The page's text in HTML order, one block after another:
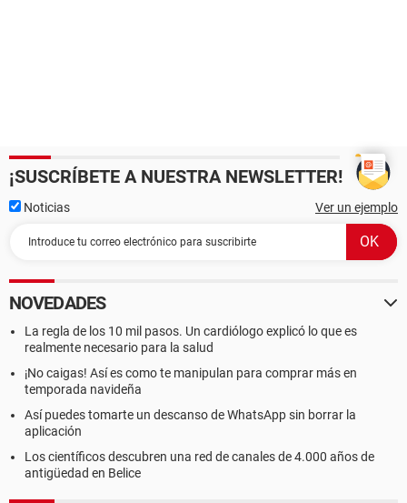
¡SUSCRÍBETE A NUESTRA NEWSLETTER!
Noticias Ver un ejemplo
NOVEDADES
La regla de los 10 mil pasos. Un cardiólogo explicó lo que es
realmente necesario para la salud
¡No caigas! Así es como te manipulan para comprar más en
temporada navideña
Así puedes tomarte un descanso de WhatsApp sin borrar la
aplicación
Los científicos descubren una red de canales de 4.000 años de
antigüedad en Belice